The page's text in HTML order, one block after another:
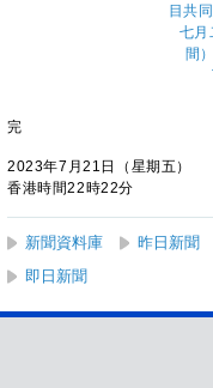
完
2023年7月21日（星期五）
香港時間22時22分
新聞資料庫 昨日新聞
即日新聞